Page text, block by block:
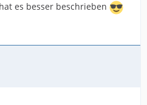
es besser beschrieben